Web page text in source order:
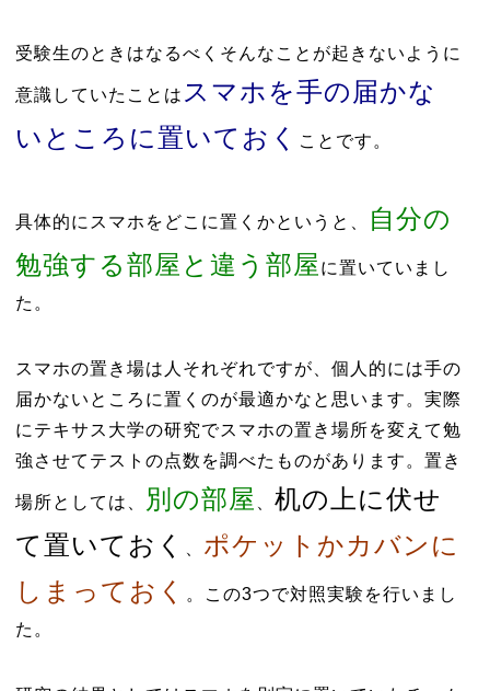
受験生のときはなるべくそんなことが起きないように
意識していたことは スマホを手の届かな
いところに置いておく
ことです。
具体的にスマホをどこに置くかというと、
自分の
勉強する部屋と違う部屋 に置いていまし
た。
スマホの置き場は人それぞれですが、個人的には手の
届かないところに置くのが最適かなと思います。実際
にテキサス大学の研究でスマホの置き場所を変えて勉
強させてテストの点数を調べたものがあります。置き
場所としては、 別の部屋
机の上に伏せ
て置いておく
ポケットかカバンに
しまっておく
。この3つで対照実験を行いまし
た。